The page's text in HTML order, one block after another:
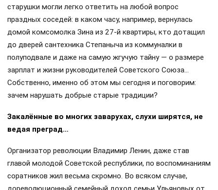
старушки могли легко ответить на любой вопрос
праздных соседей: в каком часу, например, вернулась
домой комсомолка Зина из 27-й квартиры, кто дотащил
до дверей сантехника Степаныча из коммуналки в
полуподвале и даже на самую жгучую тайну — о размере
зарплат и жизни руководителей Советского Союза…
Собственно, именно об этом мы сегодня и поговорим:
зачем нарушать добрые старые традиции?
Закалённые во многих заварухах, слухи ширятся, не
ведая преград…
Организатор революции Владимир Ленин, даже став
главой молодой Советской республики, по воспоминаниям
соратников жил весьма скромно. Во всяком случае,